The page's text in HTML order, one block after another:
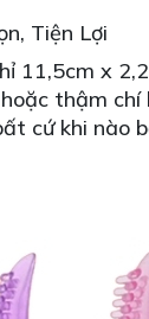
Tiện Lợi
11,5cm x
thậm
cứ khi nào